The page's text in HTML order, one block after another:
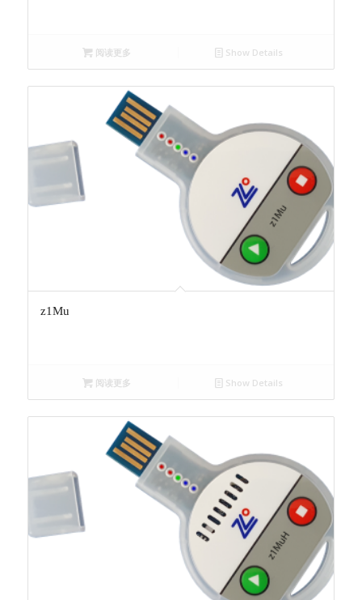
阅读更多 Show Details
z1Mu
阅读更多 Show Details